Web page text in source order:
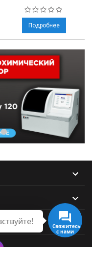
Подробнее



Свяжитесь
с нами